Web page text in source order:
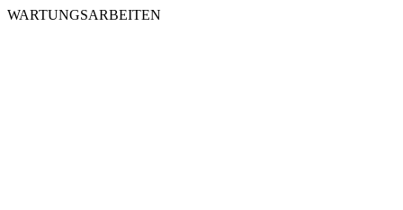
WARTUNGSARBEITEN